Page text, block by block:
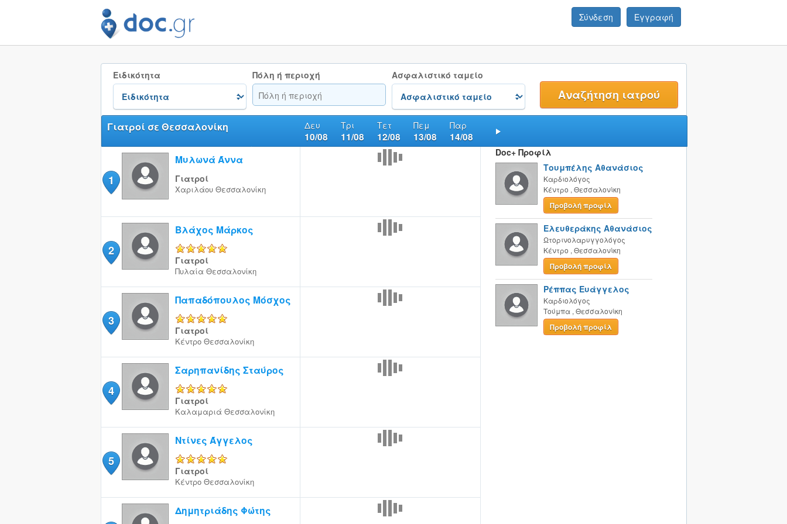
Σύνδεση Εγγραφή
Ειδικότητα Πόλη ή περιοχή Ασφαλιστικό ταμείο
Δευ
10/08
Τρι
11/08
Τετ
12/08
Πεμ
13/08
Παρ
14/08
Γιατροί σε Θεσσαλονίκη
1
Μυλωνά Άννα
Γιατροί
Χαριλάου Θεσσαλονίκη
2
Βλάχος Μάρκος
Γιατροί
Πυλαία Θεσσαλονίκη
3
Παπαδόπουλος Μόσχος
Γιατροί
Κέντρο Θεσσαλονίκη
4
Σαρηπανίδης Σταύρος
Γιατροί
Καλαμαριά Θεσσαλονίκη
5
Ντίνες Άγγελος
Γιατροί
Κέντρο Θεσσαλονίκη
Δημητριάδης Φώτης
Doc+ Προφίλ
Τουμπέλης Αθανάσιος
Καρδιολόγος
Κέντρο , Θεσσαλονίκη
Προβολή προφίλ
Ελευθεράκης Αθανάσιος
Ωτορινολαρυγγολόγος
Κέντρο , Θεσσαλονίκη
Προβολή προφίλ
Ρέππας Ευάγγελος
Καρδιολόγος
Τούμπα , Θεσσαλονίκη
Προβολή προφίλ